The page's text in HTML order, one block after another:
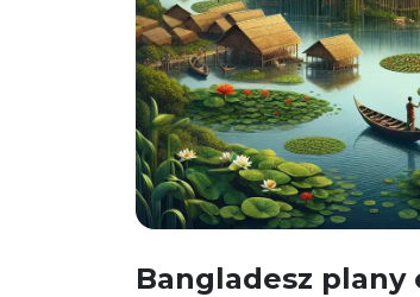
Bangladesz plany